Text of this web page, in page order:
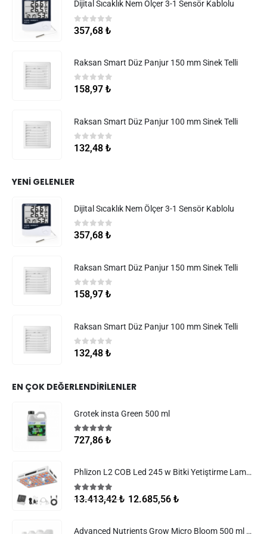
Dijital Sıcaklık Nem Ölçer 3-1 Sensör Kablolu
05 üzerinden
357,68 ₺
Raksan Smart Düz Panjur 150 mm Sinek Telli
0 5 üzerinden
158,97 ₺
Raksan Smart Düz Panjur 100 mm Sinek Telli
05 üzerinden
132,48 ₺
YENI GELENLER
Dijital Sıcaklık Nem Ölçer 3-1 Sensör Kablolu
05 üzerinden
357,68 ₺
Raksan Smart Düz Panjur 150 mm Sinek Telli
0 5 üzerinden
158,97 ₺
Raksan Smart Düz Panjur 100 mm Sinek Telli
05 üzerinden
132,48 ₺
EN ÇOK DEĞERLENDIRILENLER
Grotek insta Green 500 ml
5.00 5 üzerinden
727,86 ₺
Phlizon L2 COB Led 245 w Bitki Yetiştirme Lambası
5.005 üzerinden
13.413,42₺ 12.685,56 ₺
Advanced Nutrients Grow Micro Bloom 500 ml Set